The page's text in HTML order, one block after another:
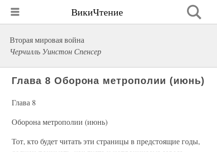
ВикиЧтение
Вторая мировая война
Черчилль Уинстон Спенсер
Глава 8 Оборона метрополии (июнь)
Глава 8
Оборона метрополии (июнь)
Тот, кто будет читать эти страницы в предстоящие годы,